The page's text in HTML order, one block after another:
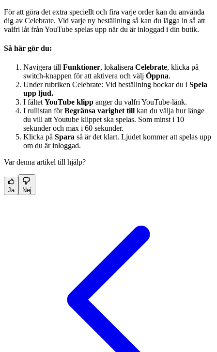
För att göra det extra speciellt och fira varje order kan du använda
dig av Celebrate. Vid varje ny beställning så kan du lägga in så att
valfri låt från YouTube spelas upp när du är inloggad i din butik.
Så här gör du:
Navigera till Funktioner, lokalisera Celebrate, klicka på
switch-knappen för att aktivera och välj Öppna.
Under rubriken Celebrate: Vid beställning bockar du i Spela
upp ljud.
I fältetYouTube klipp anger du valfri YouTube-länk.
I rullistan förBegränsa varighet till kan du välja hur länge
du vill att Youtube klippet ska spelas. Som minst i 10
sekunder och max i 60 sekunder.
Klicka på Spara så är det klart. Ljudet kommer att spelas upp
om du är inloggad.
Var denna artikel till hjälp?
Ja Nej